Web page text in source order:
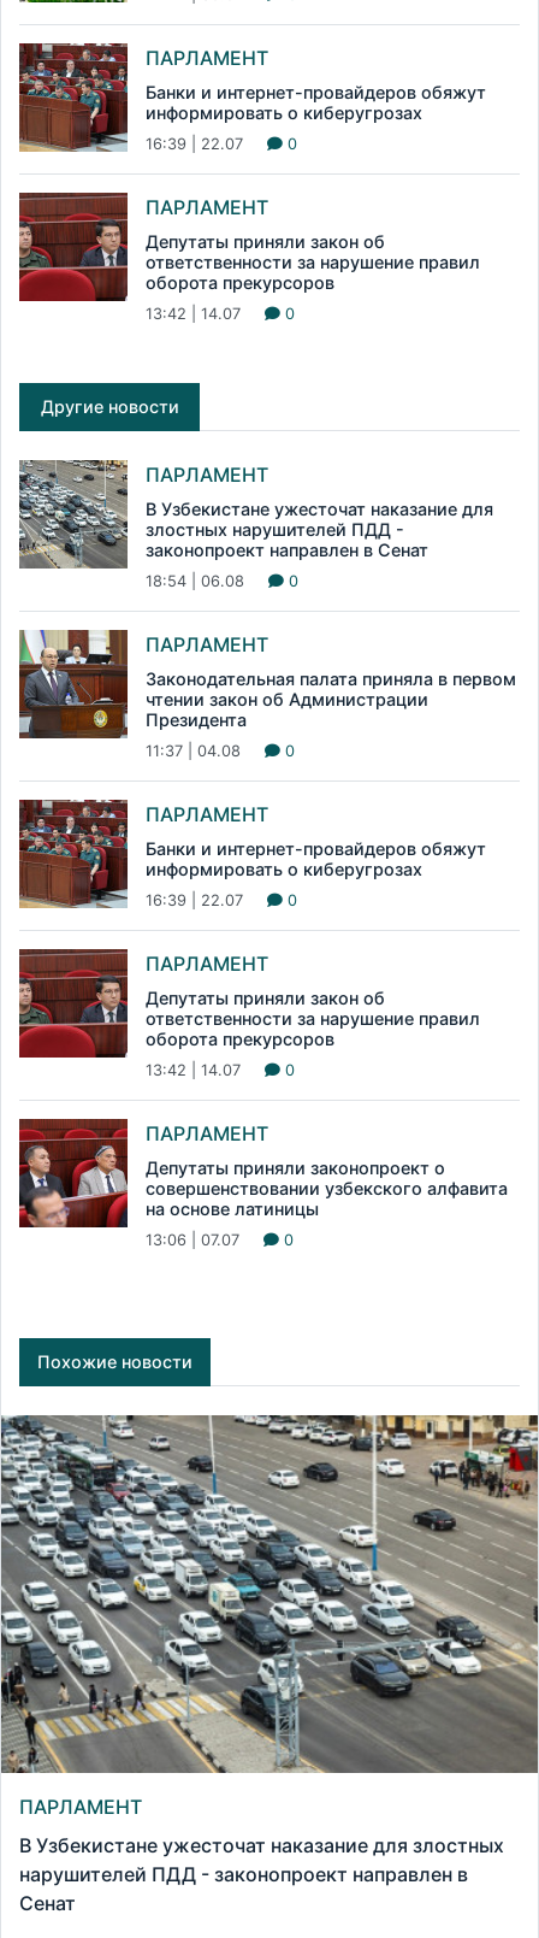
ПАРЛАМЕНТ
Банки и интернет-провайдеров обяжут
информировать о киберугрозах
16:39 | 22.07 0
ПАРЛАМЕНТ
Депутаты приняли закон об
ответственности за нарушение правил
оборота прекурсоров
13:42 | 14.07 0
Другие новости
ПАРЛАМЕНТ
В Узбекистане ужесточат наказание для
злостных нарушителей ПДД -
законопроект направлен в Сенат
18:54 | 06.08 0
ПАРЛАМЕНТ
Законодательная палата приняла в первом
чтении закон об Администрации
Президента
11:37 | 04.08 0
ПАРЛАМЕНТ
Банки и интернет-провайдеров обяжут
информировать о киберугрозах
16:39 | 22.07 0
ПАРЛАМЕНТ
Депутаты приняли закон об
ответственности за нарушение правил
оборота прекурсоров
13:42 | 14.07 0
ПАРЛАМЕНТ
Депутаты приняли законопроект о
совершенствовании узбекского алфавита
на основе латиницы
13:06 | 07.07 0
Похожие новости
ПАРЛАМЕНТ
В Узбекистане ужесточат наказание для злостных
нарушителей ПДД - законопроект направлен в
Сенат